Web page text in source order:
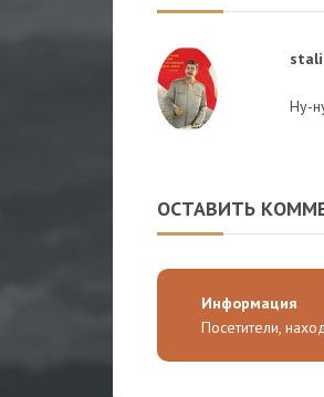
Ну-
ОСТАВИТЬ
Информация
Посетители,